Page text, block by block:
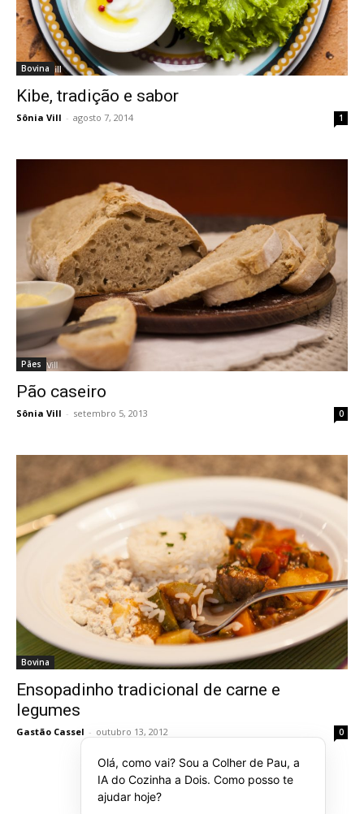
Bovina
Kibe, tradição e sabor
Sônia Vill - agosto 7, 2014 1
Pães
Pão caseiro
Sônia Vill - setembro 5, 2013 0
Bovina
Ensopadinho tradicional de carne e
legumes
Gastão Cassel - outubro 13, 2012 0
Olá, como vai? Sou a Colher de Pau, a
IA do Cozinha a Dois. Como posso te
ajudar hoje?